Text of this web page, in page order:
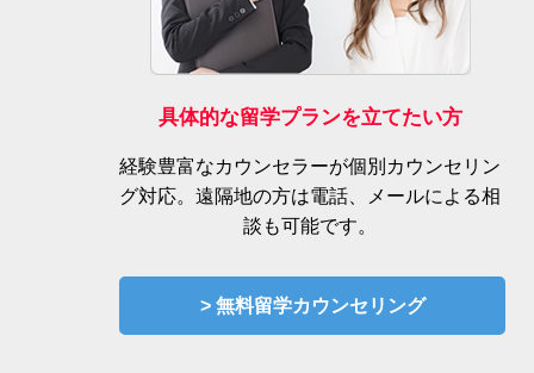
具体的な留学プランを立てたい方
経験豊富なカウンセラーが個別カウンセリン
グ対応。遠隔地の方は電話、メールによる相
談も可能です。
> 無料留学カウンセリング